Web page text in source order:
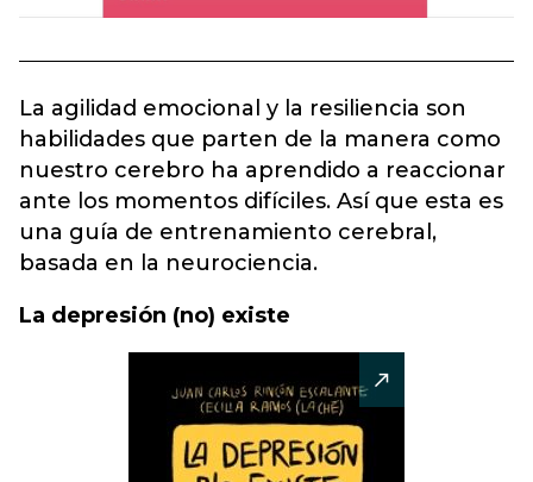
La agilidad emocional y la resiliencia son
habilidades que parten de la manera como
nuestro cerebro ha aprendido a reaccionar
ante los momentos difíciles. Así que esta es
una guía de entrenamiento cerebral,
basada en la neurociencia.
La depresión (no) existe